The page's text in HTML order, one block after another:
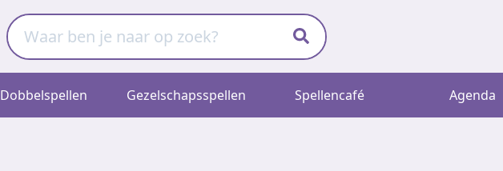
Dobbelspellen Gezelschapsspellen Spellencafé Agenda